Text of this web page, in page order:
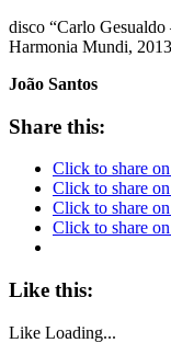
disco “Carlo Gesualdo
Harmonia Mundi, 2013
João Santos
Share this:
Click to share
Click to share
Click to share
Click to share
Like this:
Like Loading...